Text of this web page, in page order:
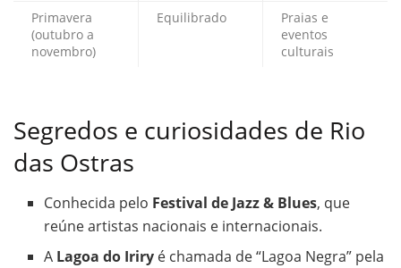
Primavera
(outubro a
novembro)
Equilibrado
Praias e
eventos
culturais
Segredos e curiosidades de Rio
das Ostras
Conhecida pelo Festival de Jazz & Blues, que
reúne artistas nacionais e internacionais.
A Lagoa do Iriry é chamada de “Lagoa Negra” pela